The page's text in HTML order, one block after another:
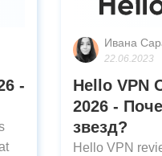
-
Ивана
22.06.2023
Hello VPN
2026 -
звезд?
Hello VPN